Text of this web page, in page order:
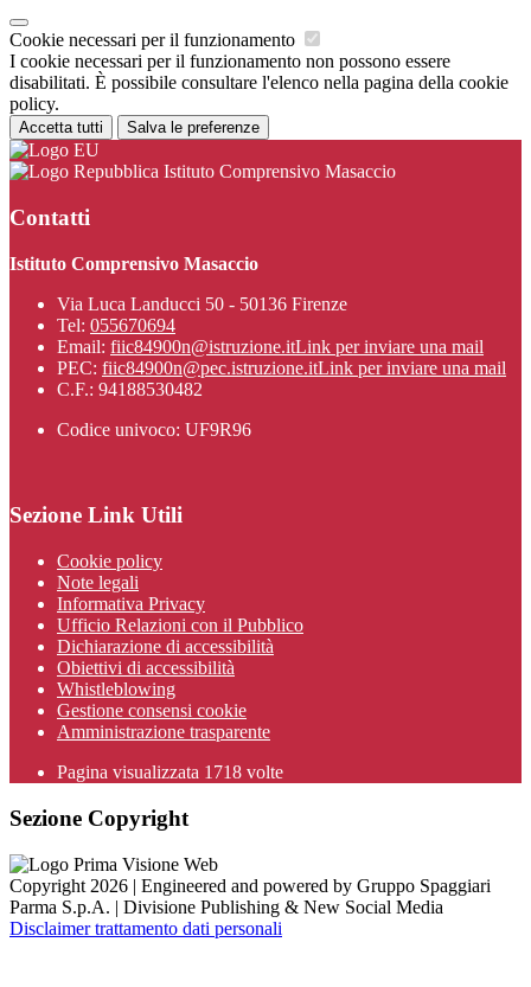
Cookie necessari per il funzionamento
I cookie necessari per il funzionamento non possono essere
disabilitati. È possibile consultare l'elenco nella pagina della cookie
policy.
Accetta tutti Salva le preferenze
Istituto Comprensivo Masaccio
Contatti
Istituto Comprensivo Masaccio
Via Luca Landucci 50 - 50136 Firenze
Tel: 055670694
Email: fiic84900n@istruzione.itLink per inviare una mail
PEC: fiic84900n@pec.istruzione.itLink per inviare una mail
C.F.: 94188530482
Codice univoco: UF9R96
Sezione Link Utili
Cookie policy
Note legali
Informativa Privacy
Ufficio Relazioni con il Pubblico
Dichiarazione di accessibilità
Obiettivi di accessibilità
Whistleblowing
Gestione consensi cookie
Amministrazione trasparente
Pagina visualizzata 1718 volte
Sezione Copyright
Copyright 2026 | Engineered and powered by Gruppo Spaggiari
Parma S.p.A. | Divisione Publishing & New Social Media
Disclaimer trattamento dati personali